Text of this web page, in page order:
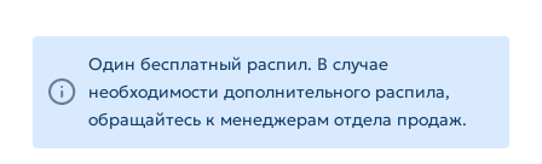
на
изгиб;
обладает
небольшим
весом;
Один бесплатный распил. В случае
необходимости дополнительного распила,
обращайтесь к менеджерам отдела продаж.